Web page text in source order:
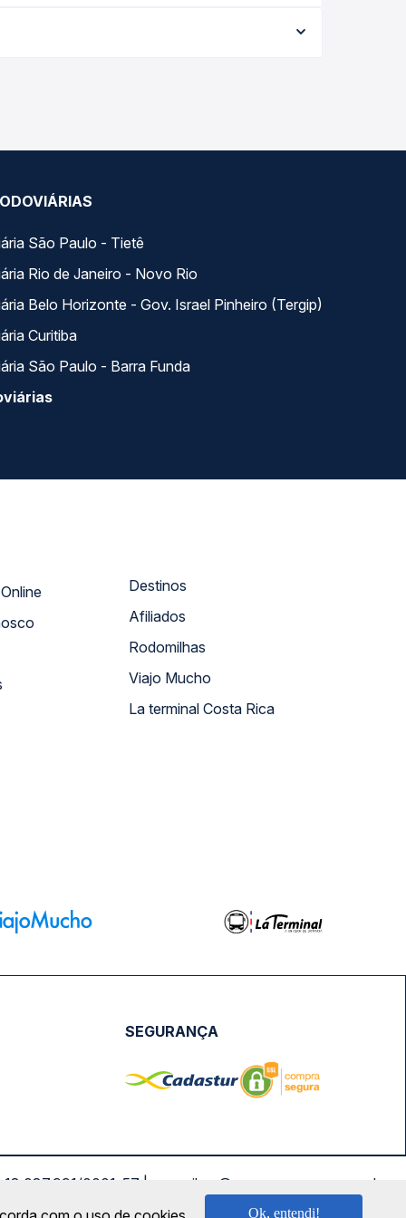
real e garante a melhor oferta para o seu
São Paulo - Tietê
Rio de Janeiro - Novo Rio
Belo Horizonte - Gov. Israel Pinheiro (Tergip)
Curitiba
São Paulo - Barra Funda
Atendimento Online
Destinos
Afiliados
Rodomilhas
Viajo Mucho
La terminal Costa Rica
SEGURANÇA
0001-57 | saconibus@queropassagem.com.br
Ok, entendi!